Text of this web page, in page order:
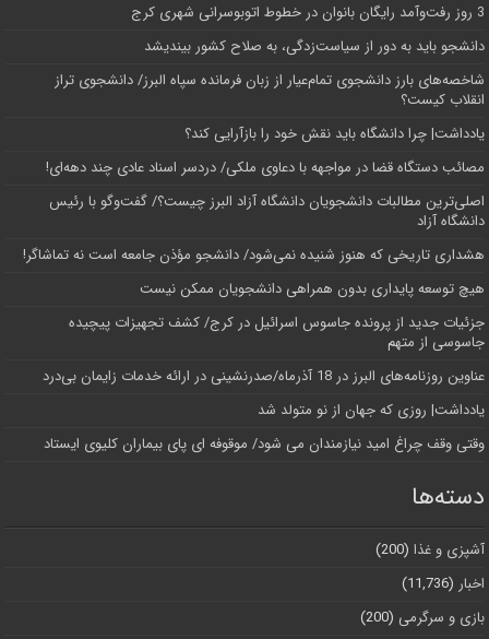
3 روز رفت‌وآمد رایگان بانوان در خطوط اتوبوسرانی شهری کرج
دانشجو باید به دور از سیاست‌زدگی، به صلاح کشور بیندیشد
شاخصه‌های بارز دانشجوی تمام‌عیار از زبان فرمانده سپاه البرز/ دانشجوی تراز
انقلاب کیست؟
یادداشت| چرا دانشگاه باید نقش خود را بازآرایی کند؟
مصائب دستگاه قضا در مواجهه با دعاوی ملکی/ دردسر اسناد عادی چند‌ دهه‌ای!
اصلی‌ترین مطالبات دانشجویان دانشگاه آزاد البرز چیست؟/ گفت‌وگو با رئیس
دانشگاه آز‌اد
هشداری تاریخی که هنوز شنیده نمی‌شود/ دانشجو مؤذن جامعه است نه تماشاگر!
هیچ توسعه پایداری بدون همراهی دانشجویان ممکن نیست
جزئیات جدید از پرونده جاسوس اسرائیل در کرج/‌ کشف تجهیزات پیچیده
جاسوسی از متهم
عناوین روزنامه‌های البرز در ‌18 آذرماه/صدرنشینی در ارائه خدمات زایمان بی‌درد
یادداشت| روزی که جهان از نو متولد شد
وقتی وقف چراغ امید نیازمندان می شود/ موقوفه ای پای بیماران کلیوی ایستاد
دسته‌ها
آشپزی و غذا (200)
اخبار (11,736)
بازی و سرگرمی (200)